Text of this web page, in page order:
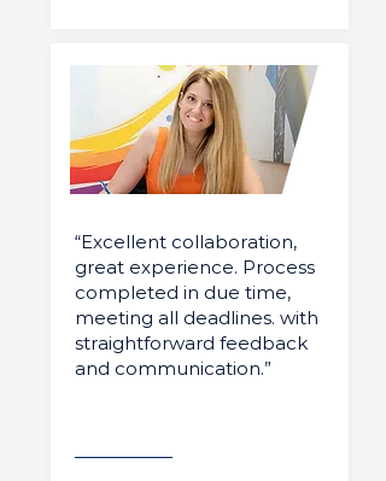
“Excellent collaboration,
great experience. Process
completed in due time,
meeting all deadlines. with
straightforward feedback
and communication.”